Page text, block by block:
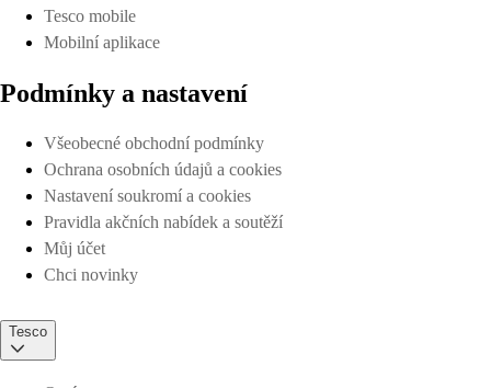
Tesco mobile
Mobilní aplikace
Podmínky a nastavení
Všeobecné obchodní podmínky
Ochrana osobních údajů a cookies
Nastavení soukromí a cookies
Pravidla akčních nabídek a soutěží
Můj účet
Chci novinky
Tesco